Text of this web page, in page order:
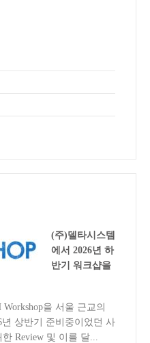
(주)델타시스템
에서 2026년 하
반기 워크샵을
을 서울 근교의
상반기 준비중이었던 사
Review 및 이를 달...